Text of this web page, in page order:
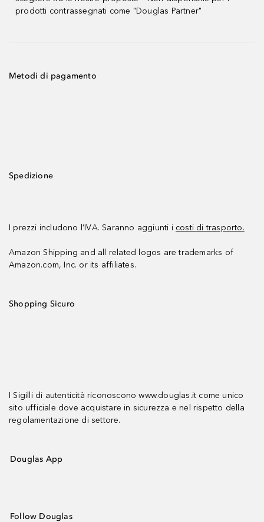
prodotti contrassegnati come "Douglas Partner"
Metodi di pagamento
Spedizione
I prezzi includono l’IVA. Saranno aggiunti i costi di trasporto.
Amazon Shipping and all related logos are trademarks of
Amazon.com, Inc. or its affiliates.
Shopping Sicuro
I Sigilli di autenticità riconoscono www.douglas.it come unico
sito ufficiale dove acquistare in sicurezza e nel rispetto della
regolamentazione di settore.
Douglas App
Follow Douglas